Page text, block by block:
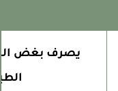
يصرف بغض